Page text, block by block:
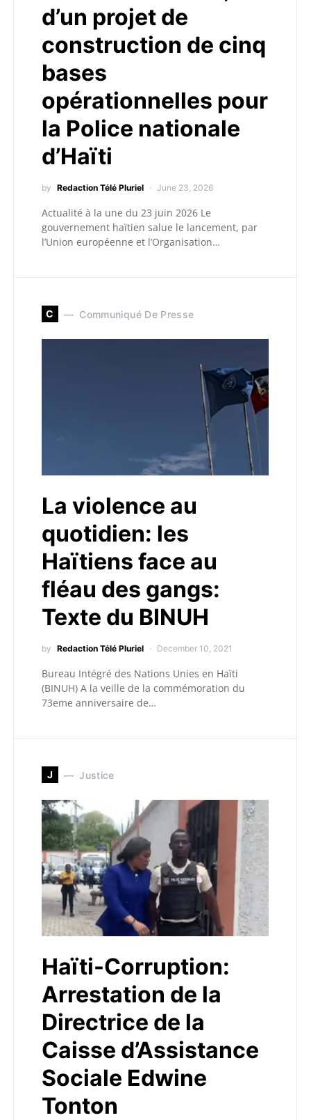
d’un projet de
construction de cinq
bases
opérationnelles pour
la Police nationale
d’Haïti
by Redaction Télé Pluriel June 23, 2026
Actualité à la une du 23 juin 2026 Le
gouvernement haïtien salue le lancement, par
l’Union européenne et l’Organisation…
C Communiqué De Presse
La violence au
quotidien: les
Haïtiens face au
fléau des gangs:
Texte du BINUH
by Redaction Télé Pluriel December 10, 2021
Bureau Intégré des Nations Unies en Haïti
(BINUH) A la veille de la commémoration du
73eme anniversaire de…
J Justice
Haïti-Corruption:
Arrestation de la
Directrice de la
Caisse d’Assistance
Sociale Edwine
Tonton